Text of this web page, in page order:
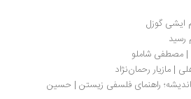
ایشی گوزل
رسید
| مصطفی شاملو
| مازیار رحمان‌نژاد